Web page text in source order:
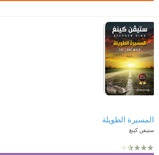
المسيرة الطويلة
ستيفن كينغ